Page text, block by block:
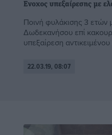
Ενοχος υπεξαίρεσης με
Ποινή φυλάκισης 3 ετών
Δωδεκανήσου επί
υπεξαίρεση
22.03.19, 08:07